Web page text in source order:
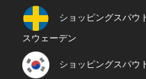
ショッピングスパウ
スウェーデン
ショッピングスパウ